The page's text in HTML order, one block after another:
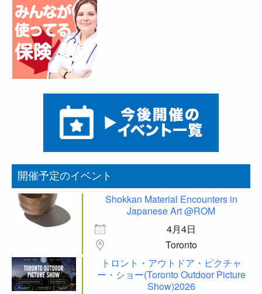
開催予定のイベント
Shokkan Material Encounters in
Japanese Art @ROM
4月4日
Toronto
トロント・アウトドア・ピクチャ
ー・ショー(Toronto Outdoor Picture
Show)2026